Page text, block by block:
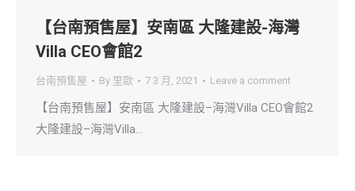
【台南預售屋】安南區 大隆建設-海灣
Villa CEO會館2
台南預售屋 By 里歐 7 3 月, 2021 Leave a comment
【台南預售屋】安南區 大隆建設–海灣Villa CEO會館2
大隆建設–海灣Villa…